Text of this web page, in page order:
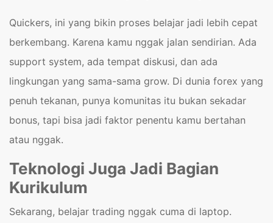
Quickers, ini yang bikin proses belajar jadi lebih cepat
berkembang. Karena kamu nggak jalan sendirian. Ada
support system, ada tempat diskusi, dan ada
lingkungan yang sama-sama grow. Di dunia forex yang
penuh tekanan, punya komunitas itu bukan sekadar
bonus, tapi bisa jadi faktor penentu kamu bertahan
atau nggak.
Teknologi Juga Jadi Bagian
Kurikulum
Sekarang, belajar trading nggak cuma di laptop.